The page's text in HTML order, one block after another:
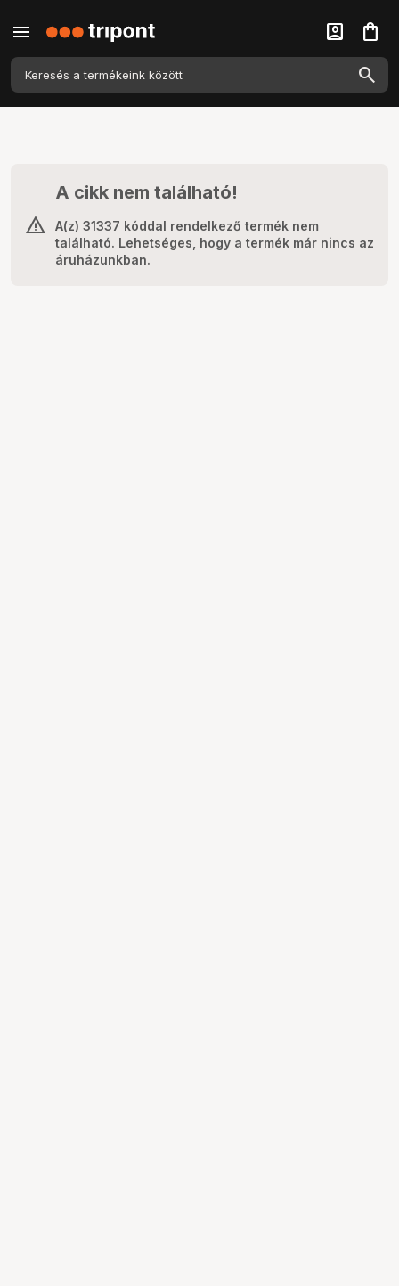
menu account_box shopping_bag
A cikk nem található!
A(z) 31337 kóddal rendelkező termék nem
található. Lehetséges, hogy a termék már nincs az
áruházunkban.